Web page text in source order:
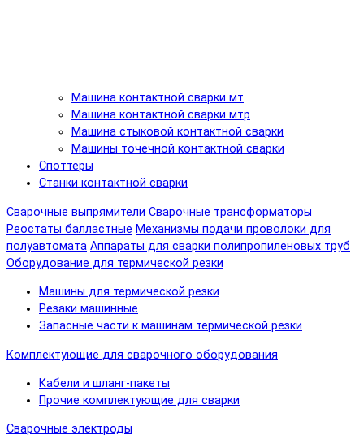
Машина контактной сварки мт
Машина контактной сварки мтр
Машина стыковой контактной сварки
Машины точечной контактной сварки
Споттеры
Станки контактной сварки
Сварочные выпрямители Сварочные трансформаторы
Реостаты балластные Механизмы подачи проволоки для
полуавтомата Аппараты для сварки полипропиленовых труб
Оборудование для термической резки
Машины для термической резки
Резаки машинные
Запасные части к машинам термической резки
Комплектующие для сварочного оборудования
Кабели и шланг-пакеты
Прочие комплектующие для сварки
Сварочные электроды